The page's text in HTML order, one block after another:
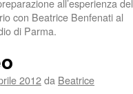
all’esperienza del
con Beatrice Benfenati al
di Parma.
2012da Beatrice